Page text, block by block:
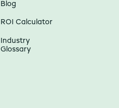
Blog
ROI Calculator
Industry
Glossary